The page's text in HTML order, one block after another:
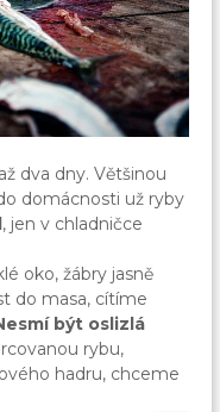
dva dny. Většinou
domácnosti už ryby
, jen v chladničce
oko, žábry jasně
do masa, cítíme
být oslizlá
rybu,
hadru, chceme